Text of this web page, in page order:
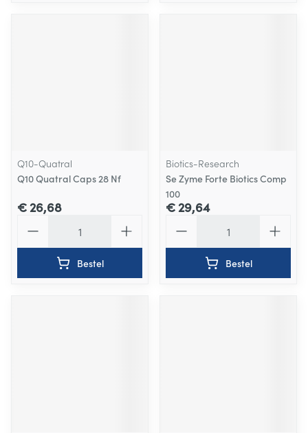
Q10-Quatral
Q10 Quatral Caps 28 Nf
€ 26,68
Bestel
Biotics-Research
Se Zyme Forte Biotics Comp
100
€ 29,64
Bestel